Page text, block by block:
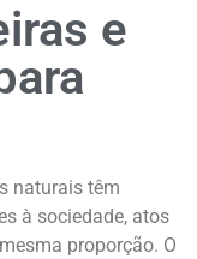
e
naturais têm
à sociedade, atos
proporção. O